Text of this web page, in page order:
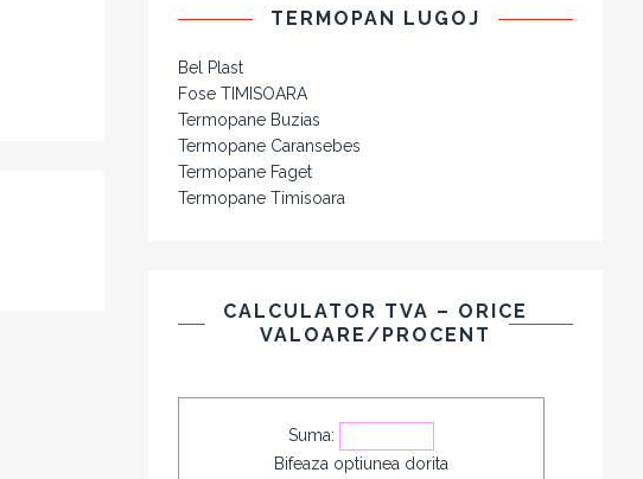
TERMOPAN LUGOJ
Bel Plast
Fose TIMISOARA
Termopane Buzias
Termopane Caransebes
Termopane Faget
Termopane Timisoara
CALCULATOR TVA – ORICE
VALOARE/PROCENT
Suma:
Bifeaza optiunea dorita